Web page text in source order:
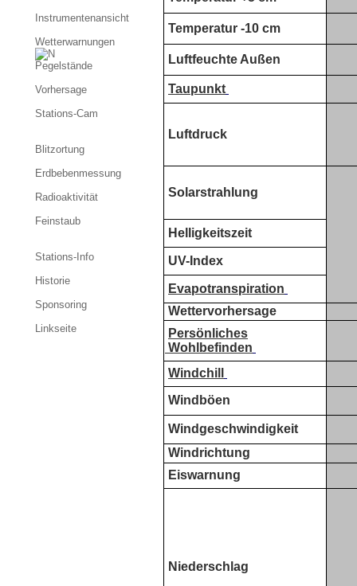
Temperatur -10 cm
Luftfeuchte Außen
Taupunkt
Luftdruck
Solarstrahlung
Helligkeitszeit
UV-Index
Evapotranspiration
Wettervorhersage
Persönliches
Wohlbefinden
Windchill
Windböen
Windgeschwindigkeit
Windrichtung
Eiswarnung
Niederschlag
Instrumentenansicht
Wetterwarnungen
Pegelstände
Vorhersage
Stations-Cam
Blitzortung
Erdbebenmessung
Radioaktivität
Feinstaub
Stations-Info
Historie
Sponsoring
Linkseite